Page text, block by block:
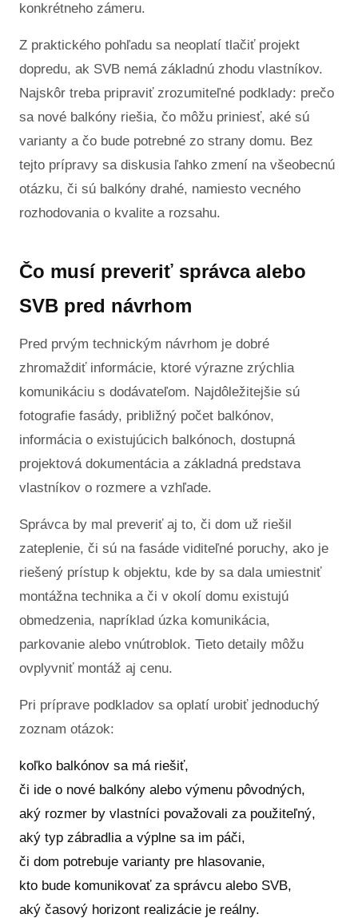
konkrétneho zámeru.
Z praktického pohľadu sa neoplatí tlačiť projekt
dopredu, ak SVB nemá základnú zhodu vlastníkov.
Najskôr treba pripraviť zrozumiteľné podklady: prečo
sa nové balkóny riešia, čo môžu priniesť, aké sú
varianty a čo bude potrebné zo strany domu. Bez
tejto prípravy sa diskusia ľahko zmení na všeobecnú
otázku, či sú balkóny drahé, namiesto vecného
rozhodovania o kvalite a rozsahu.
Čo musí preveriť správca alebo
SVB pred návrhom
Pred prvým technickým návrhom je dobré
zhromaždiť informácie, ktoré výrazne zrýchlia
komunikáciu s dodávateľom. Najdôležitejšie sú
fotografie fasády, približný počet balkónov,
informácia o existujúcich balkónoch, dostupná
projektová dokumentácia a základná predstava
vlastníkov o rozmere a vzhľade.
Správca by mal preveriť aj to, či dom už riešil
zateplenie, či sú na fasáde viditeľné poruchy, ako je
riešený prístup k objektu, kde by sa dala umiestniť
montážna technika a či v okolí domu existujú
obmedzenia, napríklad úzka komunikácia,
parkovanie alebo vnútroblok. Tieto detaily môžu
ovplyvniť montáž aj cenu.
Pri príprave podkladov sa oplatí urobiť jednoduchý
zoznam otázok:
koľko balkónov sa má riešiť,
či ide o nové balkóny alebo výmenu pôvodných,
aký rozmer by vlastníci považovali za použiteľný,
aký typ zábradlia a výplne sa im páči,
či dom potrebuje varianty pre hlasovanie,
kto bude komunikovať za správcu alebo SVB,
aký časový horizont realizácie je reálny.